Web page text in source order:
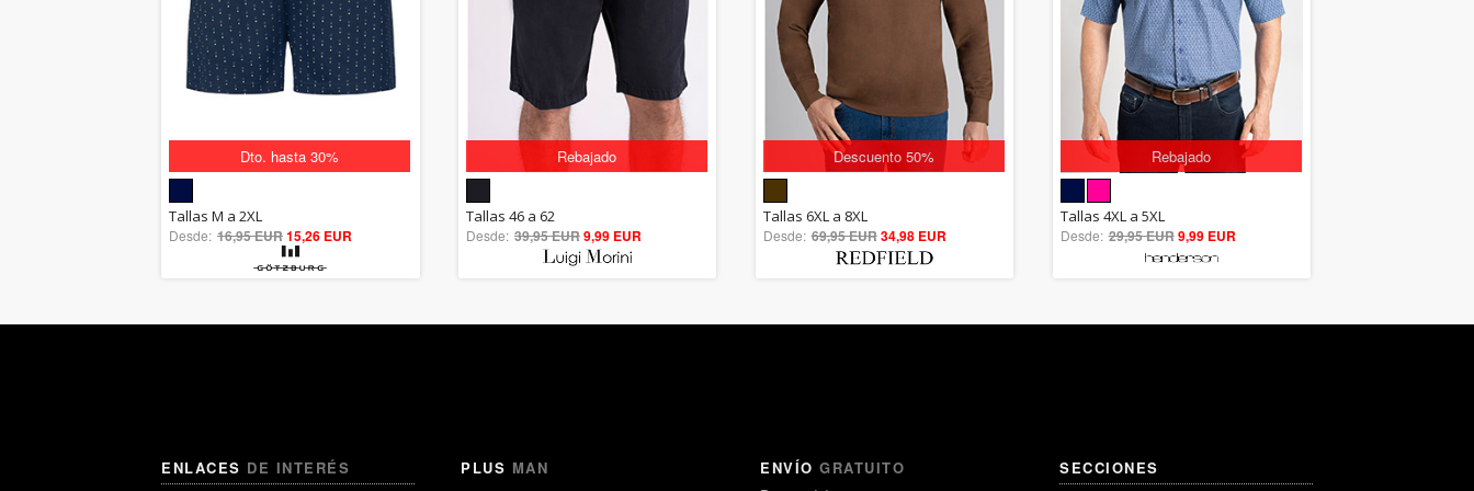
Dto. hasta 30%
5.00
out of 5
Tallas M a 2XL
Desde: 16,95 EUR15,26 EUR
Rebajado
5.00
out of 5
Tallas 46 a 62
Desde: 39,95 EUR9,99 EUR
Descuento 50%
5.00
out of 5
Tallas 6XL a 8XL
Desde: 69,95 EUR34,98 EUR
Rebajado
5.00
out of 5
Tallas 4XL a 5XL
Desde: 29,95 EUR9,99 EUR
ENLACES DE INTERÉS PLUS MAN
ENVÍO GRATUITO
SECCIONES